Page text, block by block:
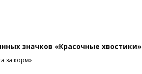
значков «Красочные хвостики»
за корм»